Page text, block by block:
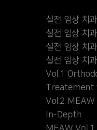
실전 임상 치
실전 임상 치
실전 임상 치
실전 임상 치
Vol.1
Treatement
Vol.2
In-Depth